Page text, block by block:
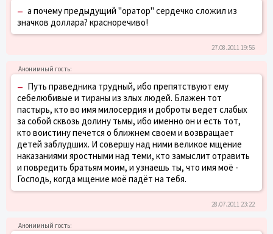
– а почему предыдущий "оратор" сердечко сложил из
значков доллара? красноречиво!
27.08.2011 19:56
– Путь праведника трудный, ибо препятствуют ему
себелюбивые и тираны из злых людей. Блажен тот
пастырь, кто во имя милосердия и доброты ведет слабых
за собой сквозь долину тьмы, ибо именно он и есть тот,
кто воистину печется о ближнем своем и возвращает
детей заблудших. И совершу над ними великое мщение
наказаниями яростными над теми, кто замыслит отравить
и повредить братьям моим, и узнаешь ты, что имя моё -
Господь, когда мщение моё падёт на тебя.
28.07.2011 23:22